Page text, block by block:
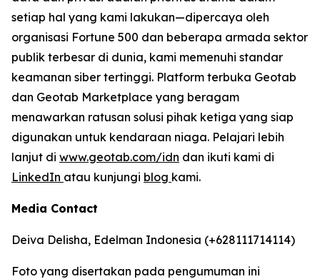
setiap hal yang kami lakukan—dipercaya oleh
organisasi Fortune 500 dan beberapa armada sektor
publik terbesar di dunia, kami memenuhi standar
keamanan siber tertinggi. Platform terbuka Geotab
dan Geotab Marketplace yang beragam
menawarkan ratusan solusi pihak ketiga yang siap
digunakan untuk kendaraan niaga. Pelajari lebih
lanjut di www.geotab.com/idn dan ikuti kami di
LinkedIn atau kunjungi blog kami.
Media Contact
Deiva Delisha, Edelman Indonesia (+628111714114)
Foto yang disertakan pada pengumuman ini